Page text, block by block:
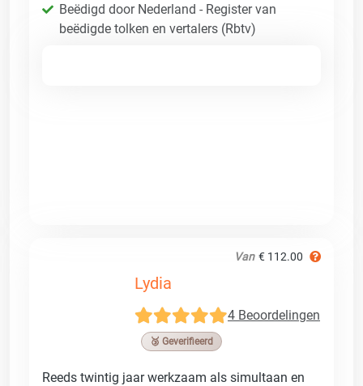
Beëdigd door Nederland - Register van
beëdigde tolken en vertalers (Rbtv)
Van € 112.00
Lydia
4 Beoordelingen
🥉 Geverifieerd
Reeds twintig jaar werkzaam als simultaan en